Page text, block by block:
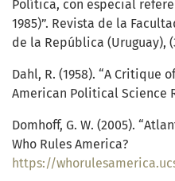
Política, con especial
1985)”. Revista de la
de la República (Uruguay),
Dahl, R. (1958). “A Critique
American Political Science
Domhoff, G. W. (2005).
Who Rules America?
https://